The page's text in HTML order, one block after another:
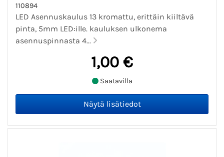
110894
LED Asennuskaulus 13 kromattu, erittäin kiiltävä
pinta, 5mm LED:ille. kauluksen ulkonema
asennuspinnasta 4...
1,00 €
Saatavilla